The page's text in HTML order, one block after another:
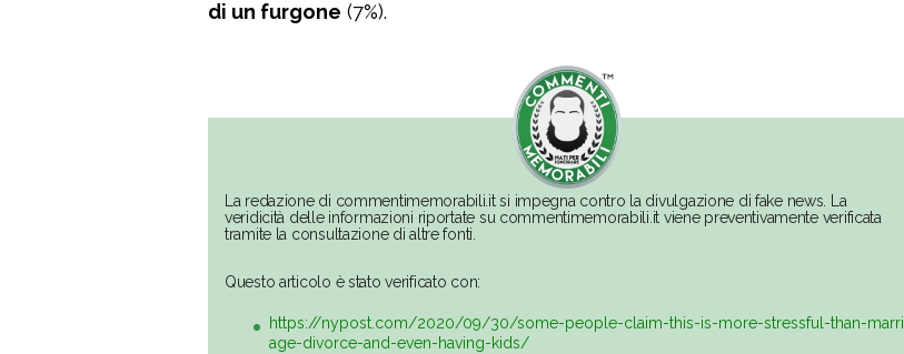
di un furgone (7%).
La redazione di commentimemorabili.it si impegna contro la divulgazione di fake news. La
veridicità delle informazioni riportate su commentimemorabili.it viene preventivamente verificata
tramite la consultazione di altre fonti.
Questo articolo è stato verificato con:
https://nypost.com/2020/09/30/some-people-claim-this-is-more-stressful-than-marri
age-divorce-and-even-having-kids/